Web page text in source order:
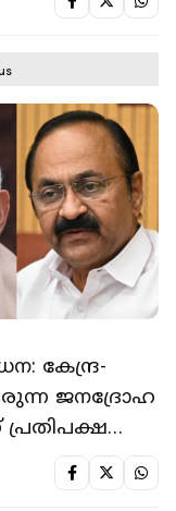
കേന്ദ്ര-
ജനദ്രോഹ